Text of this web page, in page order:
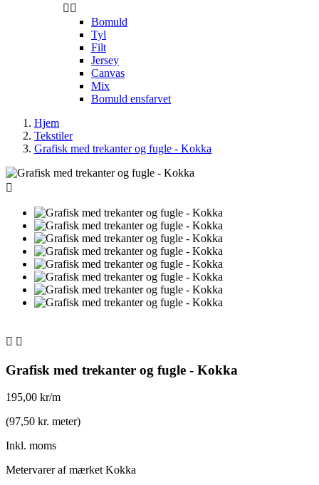
 
Bomuld
Tyl
Filt
Jersey
Canvas
Mix
Bomuld ensfarvet
Hjem
Tekstiler
Grafisk med trekanter og fugle - Kokka

 
Grafisk med trekanter og fugle - Kokka
195,00 kr/m
(97,50 kr. meter)
Inkl. moms
Metervarer af mærket Kokka